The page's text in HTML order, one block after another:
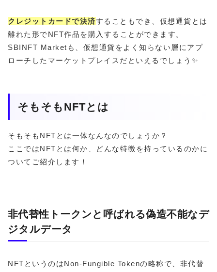
クレジットカードで決済することもでき、仮想通貨とは
離れた形でNFT作品を購入することができます。
SBINFT Marketも、仮想通貨をよく知らない層にアプ
ローチしたマーケットプレイスだといえるでしょう✨
そもそもNFTとは
そもそもNFTとは一体なんなのでしょうか？
ここではNFTとは何か、どんな特徴を持っているのかに
ついてご紹介します！
非代替性トークンと呼ばれる偽造不能なデ
ジタルデータ
NFTというのはNon-Fungible Tokenの略称で、非代替